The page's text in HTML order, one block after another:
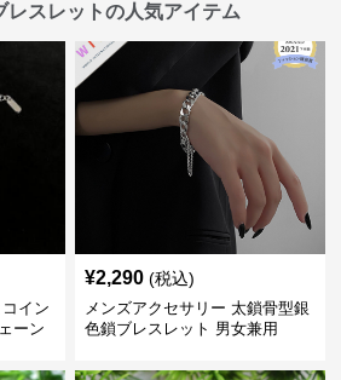
レスレットの人気アイテム
イン
ーン
¥2,290 (税込)
メンズアクセサリー 太鎖骨型銀
色鎖ブレスレット 男女兼用